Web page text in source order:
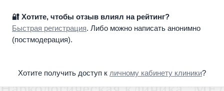
🔐 Хотите, чтобы отзыв влиял на рейтинг?
Быстрая регистрация. Либо можно написать анонимно
(постмодерация).
Хотите получить доступ к личному кабинету клиники?